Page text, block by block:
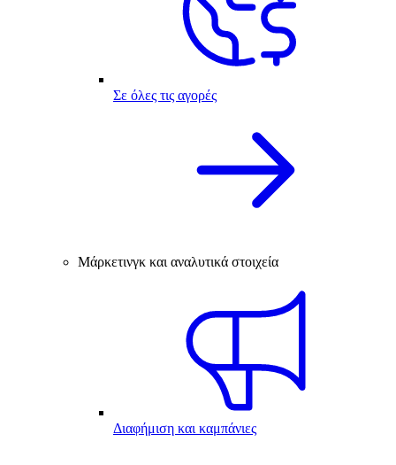
Σε όλες τις αγορές
Μάρκετινγκ και αναλυτικά στοιχεία
Διαφήμιση και καμπάνιες